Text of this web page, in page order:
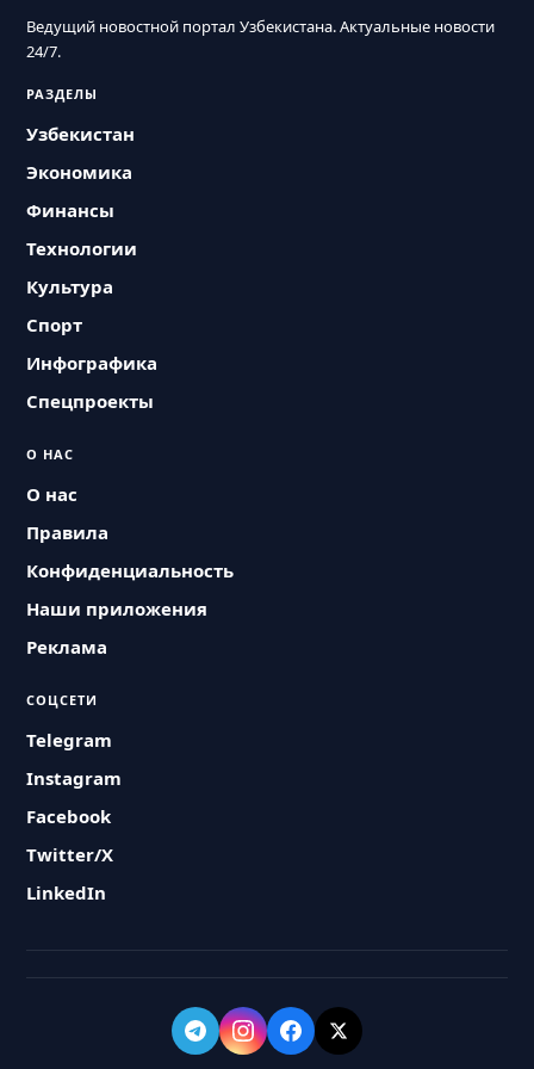
Ведущий новостной портал Узбекистана. Актуальные новости
24/7.
РАЗДЕЛЫ
Узбекистан
Экономика
Финансы
Технологии
Культура
Спорт
Инфографика
Спецпроекты
О НАС
О нас
Правила
Конфиденциальность
Наши приложения
Реклама
СОЦСЕТИ
Telegram
Instagram
Facebook
Twitter/X
LinkedIn